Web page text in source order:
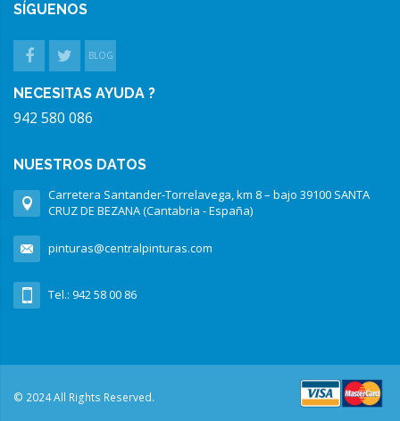
SÍGUENOS
BLOG
NECESITAS AYUDA ?
942 580 086
NUESTROS DATOS
Carretera Santander-Torrelavega, km 8 – bajo 39100 SANTA
CRUZ DE BEZANA (Cantabria - España)
pinturas@centralpinturas.com
Tel.: 942 58 00 86
© 2024 All Rights Reserved.